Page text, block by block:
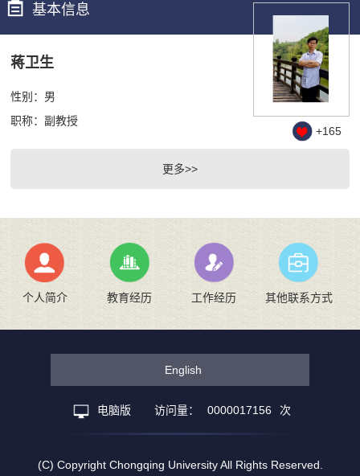
基本信息
蒋卫生
性别：男
职称：副教授
+165
更多>>
个人简介 教育经历 工作经历 其他联系方式
English
电脑版 访问量： 0000017156 次
(C) Copyright Chongqing University All Rights Reserved.